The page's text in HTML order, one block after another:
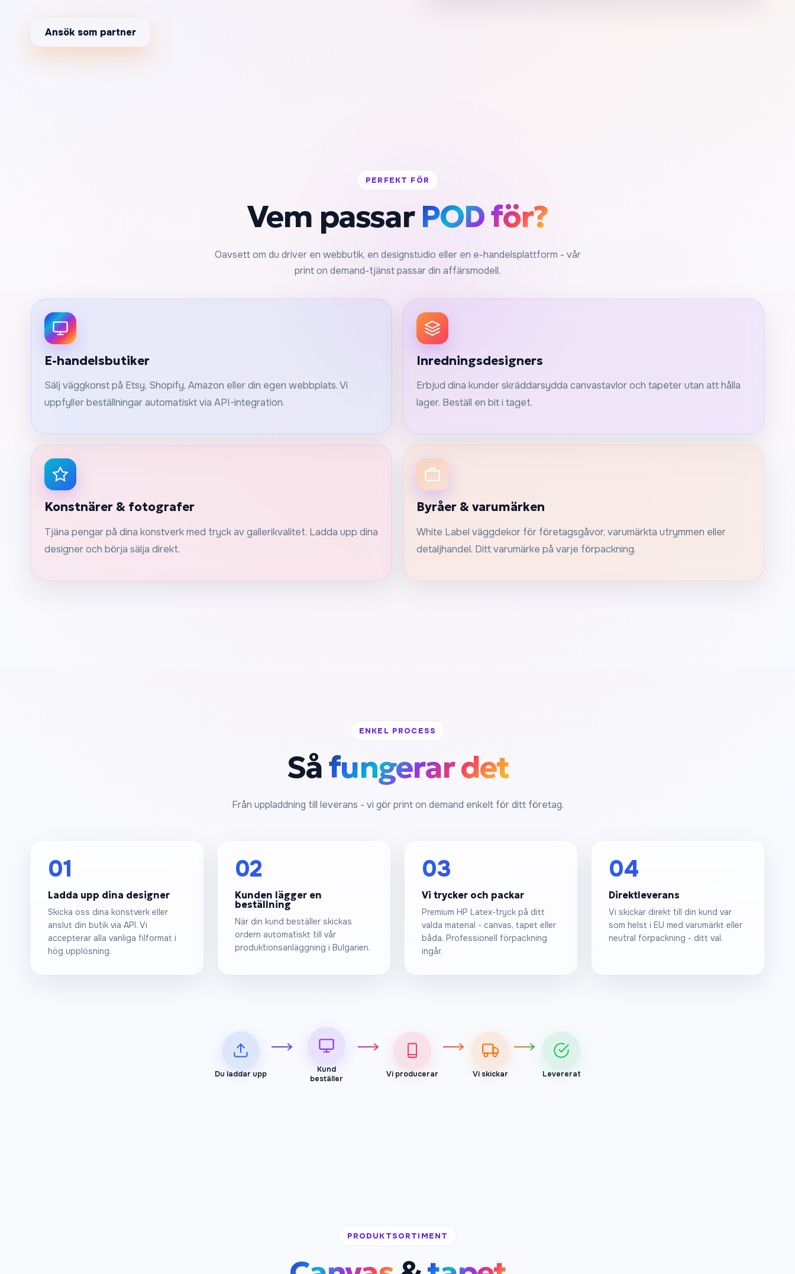
Ansök som partner
PERFEKT FÖR
Vem passar POD för?
Oavsett om du driver en webbutik, en designstudio eller en e-handelsplattform - vår
print on demand-tjänst passar din affärsmodell.
E-handelsbutiker
Sälj väggkonst på Etsy, Shopify, Amazon eller din egen webbplats. Vi
uppfyller beställningar automatiskt via API-integration.
Inredningsdesigners
Erbjud dina kunder skräddarsydda canvastavlor och tapeter utan att hålla
lager. Beställ en bit i taget.
Konstnärer & fotografer
Tjäna pengar på dina konstverk med tryck av gallerikvalitet. Ladda upp dina
designer och börja sälja direkt.
Byråer & varumärken
White Label väggdekor för företagsgåvor, varumärkta utrymmen eller
detaljhandel. Ditt varumärke på varje förpackning.
ENKEL PROCESS
Såfungerar det
Från uppladdning till leverans - vi gör print on demand enkelt för ditt företag.
01
Ladda upp dina designer
Skicka oss dina konstverk eller
anslut din butik via API. Vi
accepterar alla vanliga filformat i
hög upplösning.
02
Kunden lägger en
beställning
När din kund beställer skickas
ordern automatiskt till vår
produktionsanläggning i Bulgarien.
03
Vi trycker och packar
Premium HP Latex-tryck på ditt
valda material - canvas, tapet eller
båda. Professionell förpackning
ingår.
04
Direktleverans
Vi skickar direkt till din kund var
som helst i EU med varumärkt eller
neutral förpackning - ditt val.
Du laddar upp
Kund
beställer
Vi producerar Vi skickar Levererat
PRODUKTSORTIMENT